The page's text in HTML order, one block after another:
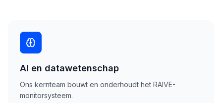
AI en datawetenschap
Ons kernteam bouwt en onderhoudt het RAIVE-
monitorsysteem.